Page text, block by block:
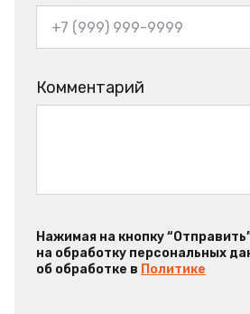
Комментарий
Нажимая на кнопку
на обработку персональных
об обработке в Политике